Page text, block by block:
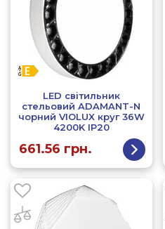
LED світильник
стельовий ADAMANT-N
чорний VIOLUX круг 36W
4200K IP20
661.56 грн.